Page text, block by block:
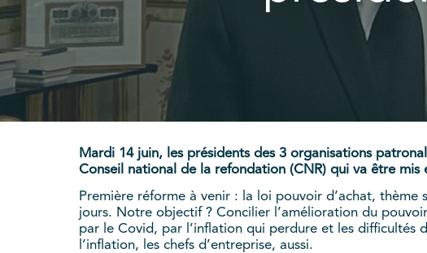
Mardi 14 juin, les présidents des 3 organisations
Conseil national de la refondation (CNR) qui va être
Première réforme à venir : la loi pouvoir d’achat,
jours. Notre objectif ? Concilier l’amélioration du
par le Covid, par l’inflation qui perdure et les difficultés
l’inflation, les chefs d’entreprise, aussi.